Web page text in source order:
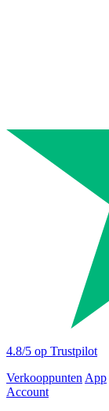
4.8/5 op Trustpilot
Verkooppunten App
Account